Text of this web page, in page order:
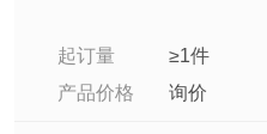
起订量
≥1件
产品价格
询价